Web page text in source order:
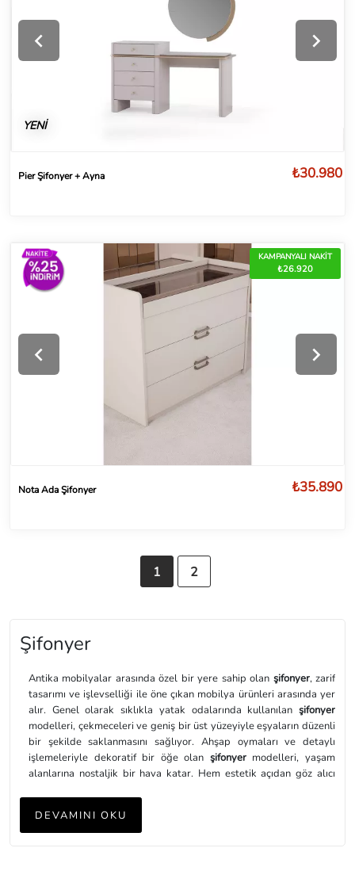
Şifonyer
Antika mobilyalar arasında özel bir yere sahip olan şifonyer, zarif
tasarımı ve işlevselliği ile öne çıkan mobilya ürünleri arasında yer
alır. Genel olarak sıklıkla yatak odalarında kullanılan şifonyer
modelleri, çekmeceleri ve geniş bir üst yüzeyiyle eşyaların düzenli
bir şekilde saklanmasını sağlıyor. Ahşap oymaları ve detaylı
işlemeleriyle dekoratif bir öğe olan şifonyermodelleri, yaşam
alanlarına nostaljik bir hava katar. Hem estetik açıdan göz alıcı
kazandırır.
DEVAMINI OKU
1 2
YENİ
Pier Şifonyer + Ayna ₺30.980
KAMPANYALI NAKİT
₺26.920
Nota Ada Şifonyer ₺35.890